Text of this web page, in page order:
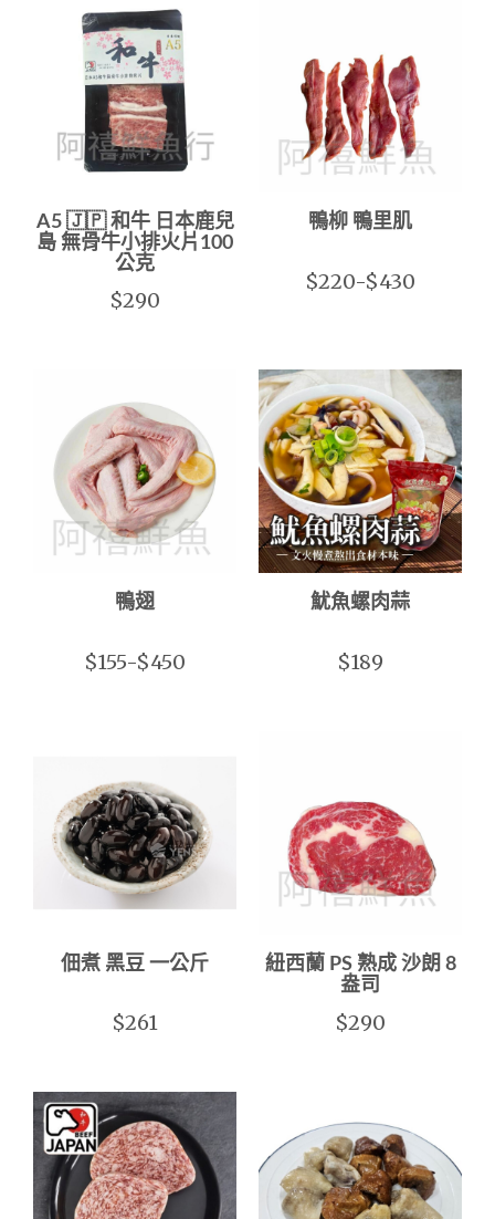
A5 🇯🇵 和牛 日本鹿兒
島 無骨牛小排火片100
公克
$290
鴨柳 鴨里肌
$220-$430
鴨翅
$155-$450
魷魚螺肉蒜
$189
佃煮 黑豆 一公斤
$261
紐西蘭 PS 熟成 沙朗 8
盎司
$290